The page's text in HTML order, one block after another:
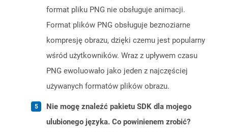
format pliku PNG nie obsługuje animacji.
Format plików PNG obsługuje beznoziarne
kompresję obrazu, dzięki czemu jest popularny
wśród użytkowników. Wraz z upływem czasu
PNG ewoluowało jako jeden z najczęściej
używanych formatów plików obrazu.
Nie mogę znaleźć pakietu SDK dla mojego
ulubionego języka. Co powinienem zrobić?